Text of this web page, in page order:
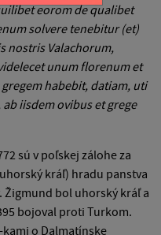
eorom de qualibet
solvere tenebitur (et)
nostris Valachorum,
unum florenum et
habebit, datiam, uti
iisdem ovibus et grege
sú v poľskej zálohe za
kráľ) hradu panstva
Žigmund bol uhorský kráľ a
bojoval proti Turkom.
o Dalmatínske